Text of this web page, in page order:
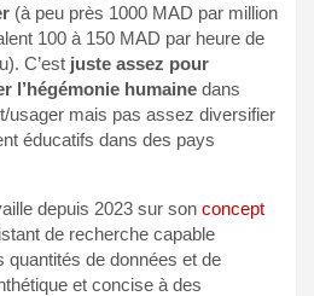
(à peu près 1000 MAD par million
100 à 150 MAD par heure de
C’est juste assez pour
l’hégémonie humaine dans
usager mais pas assez diversifier
éducatifs dans des pays
depuis 2023 sur son concept
de recherche capable
quantités de données et de
et concise à des